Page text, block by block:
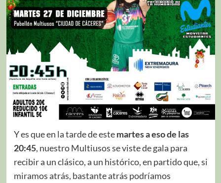
Y es que en la tarde de estemartes a eso de las
20:45, nuestro Multiusos se viste de gala para
recibir a un clásico, a un histórico, en partido que, si
miramos atrás, bastante atrás podríamos